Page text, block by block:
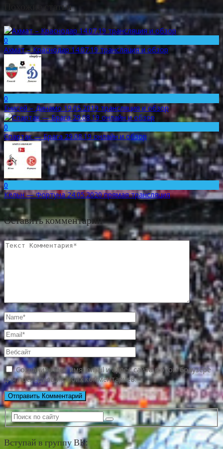
Похожие статьи
0
Ахмат – Краснодар 14.07.19 трансляция и обзор
0
Енисей – Динамо 19.05.2019 трансляция и обзор
0
Спартак — Брага 29.08.19 онлайн и обзор
0
Кёльн — Фортуна 24.05.2020 прямая трансляция
Оставить комментарий
Сохранить моё имя, email и адрес сайта в этом браузере
для последующих моих комментариев.
Вступай в группу ВК: